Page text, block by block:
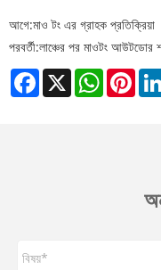
আগে:মাও টং এর গ্রাহক প্রতিক্রিয়া
পরবর্তী:লাঞ্চের পর মাওটং আউটডোর
Facebook
X WhatsApp